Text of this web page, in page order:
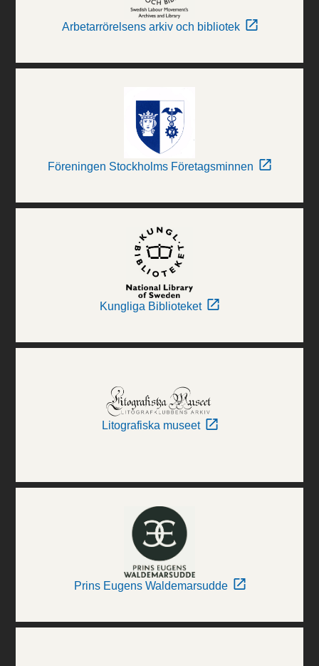
Arbetarrörelsens arkiv och bibliotek
Föreningen Stockholms Företagsminnen
Kungliga Biblioteket
Litografiska museet
Prins Eugens Waldemarsudde